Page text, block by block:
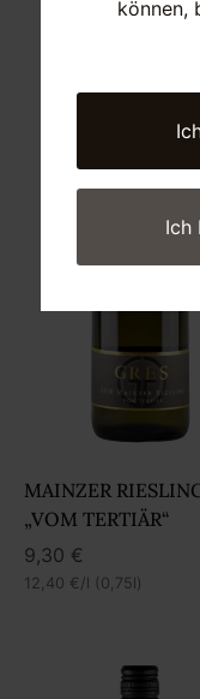
MAINZER
„VOM TERTIÄR“
9,30 €
12,40 € /l (0,75l)
können,
Ich